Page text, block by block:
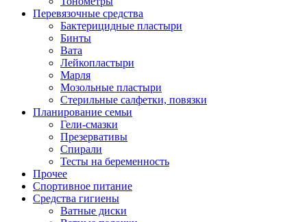
Перевязочные средства
Бактерицидные пластыри
Бинты
Вата
Лейкопластыри
Марля
Мозольные пластыри
Стерильные салфетки, повязки
Планирование семьи
Гели-смазки
Презервативы
Спирали
Тесты на беременность
Прочее
Спортивное питание
Средства гигиены
Ватные диски